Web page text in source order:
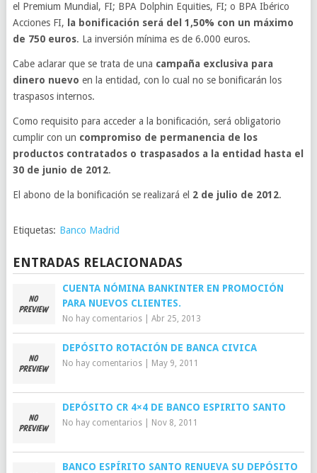
el Premium Mundial, FI; BPA Dolphin Equities, FI; o BPA Ibérico
Acciones FI,
la bonificación será del 1,50% con un máximo
de 750 euros. La inversión mínima es de 6.000 euros.
Cabe aclarar que se trata de una campaña exclusiva para
dinero nuevo en la entidad, con lo cual no se bonificarán los
traspasos internos.
Como requisito para acceder a la bonificación, será obligatorio
cumplir con un compromiso de permanencia de los
productos contratados o traspasados a la entidad hasta el
30 de junio de 2012.
El abono de la bonificación se realizará el 2 de julio de 2012.
Etiquetas: Banco Madrid
ENTRADAS RELACIONADAS
CUENTA NÓMINA BANKINTER EN PROMOCIÓN
PARA NUEVOS CLIENTES.
No hay comentarios| Abr 25, 2013
DEPÓSITO ROTACIÓN DE BANCA CIVICA
No hay comentarios| May 9, 2011
DEPÓSITO CR 4×4 DE BANCO ESPIRITO SANTO
No hay comentarios| Nov 8, 2011
BANCO ESPÍRITO SANTO RENUEVA SU DEPÓSITO